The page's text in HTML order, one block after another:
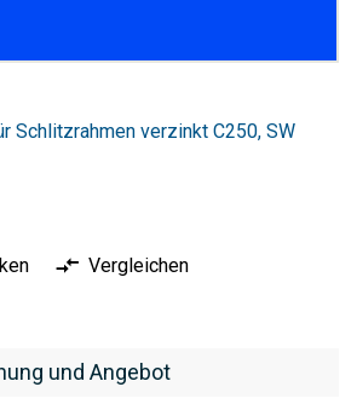
und Angebot
Schlitzrahmen verzinkt C250, SW
Vergleichen